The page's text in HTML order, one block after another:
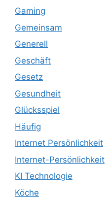
Gaming
Gemeinsam
Generell
Geschäft
Gesetz
Gesundheit
Glücksspiel
Häufig
Internet Persönlichkeit
Internet-Persönlichkeit
KI Technologie
Köche